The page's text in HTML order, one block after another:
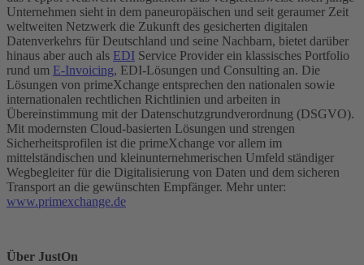
Unternehmen sieht in dem paneuropäischen und seit geraumer Zeit
weltweiten Netzwerk die Zukunft des gesicherten digitalen
Datenverkehrs für Deutschland und seine Nachbarn, bietet darüber
hinaus aber auch als EDI Service Provider ein klassisches Portfolio
rund um E-Invoicing, EDI-Lösungen und Consulting an. Die
Lösungen von primeXchange entsprechen den nationalen sowie
internationalen rechtlichen Richtlinien und arbeiten in
Übereinstimmung mit der Datenschutzgrundverordnung (DSGVO).
Mit modernsten Cloud-basierten Lösungen und strengen
Sicherheitsprofilen ist die primeXchange vor allem im
mittelständischen und kleinunternehmerischen Umfeld ständiger
Wegbegleiter für die Digitalisierung von Daten und dem sicheren
Transport an die gewünschten Empfänger. Mehr unter:
www.primexchange.de
Über JustOn